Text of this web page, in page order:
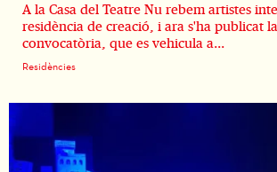
A la Casa del Teatre Nu rebem artistes
residència de creació, i ara s'ha publicat
convocatòria, que es vehicula a...
Residències